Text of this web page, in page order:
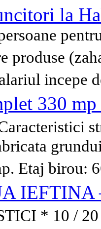
la
produse
330
Etaj
IEFTINA
* 10 /